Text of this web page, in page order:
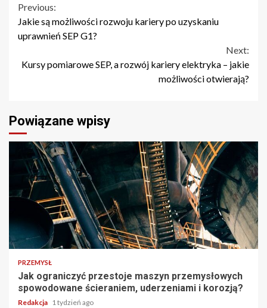
Continue
Reading
Previous:
Jakie są możliwości rozwoju kariery po uzyskaniu
uprawnień SEP G1?
Next:
Kursy pomiarowe SEP, a rozwój kariery elektryka – jakie
możliwości otwierają?
Powiązane wpisy
PRZEMYSŁ
Jak ograniczyć przestoje maszyn przemysłowych
spowodowane ścieraniem, uderzeniami i korozją?
Redakcja 1 tydzień ago